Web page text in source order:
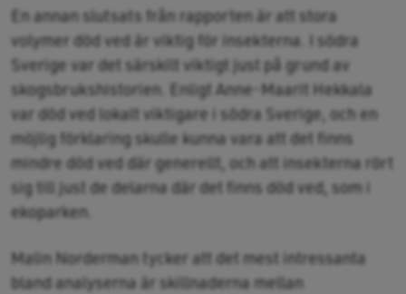
En annan slutsats från rapporten är att stora
volymer död ved är viktig för insekterna. I södra
Sverige var det särskilt viktigt just på grund av
skogsbrukshistorien. Enligt Anne-Maarit Hekkala
var död ved lokalt viktigare i södra Sverige, och en
möjlig förklaring skulle kunna vara att det finns
mindre död ved där generellt, och att insekterna rört
sig till just de delarna där det finns död ved, som i
ekoparken.
Malin Norderman tycker att det mest intressanta
bland analyserna är skillnaderna mellan